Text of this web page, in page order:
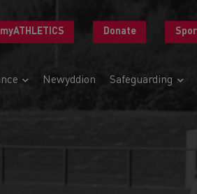
myATHLETICS Donate
Newyddion Safeguarding